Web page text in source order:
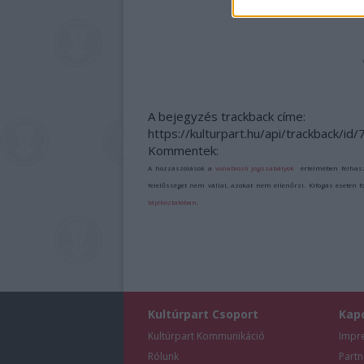
A bejegyzés trackback címe:
https://kulturpart.hu/api/trackback/id/
Kommentek:
A hozzászólások avonatkozó jogszabályok értelmében
felelősséget nem vállal, azokat nem ellenőrzi. Kifogás esetén
tájékoztatóban
Kultúrpart Csoport
Kultúrpart Kommunikáció
Rólunk